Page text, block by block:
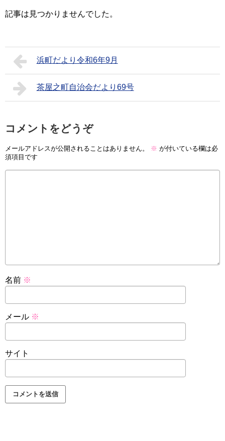
記事は見つかりませんでした。
浜町だより令和6年9月
茶屋之町自治会だより69号
コメントをどうぞ
メールアドレスが公開されることはありません。 ※ が付いている欄は必
須項目です
名前 ※
メール ※
サイト